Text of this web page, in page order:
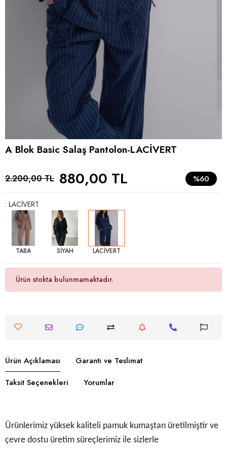
A Blok Basic Salaş Pantolon-LACİVERT
2.200,00 TL 880,00 TL %60
: LACİVERT
TABA SİYAH LACİVERT
Ürün stokta bulunmamaktadır.
Ürün Açıklaması
Garanti ve Teslimat
Taksit Seçenekleri
Yorumlar
Ürünlerimiz yüksek kaliteli pamuk kumaştan üretilmiştir ve
çevre dostu üretim süreçlerimiz ile sizlerle